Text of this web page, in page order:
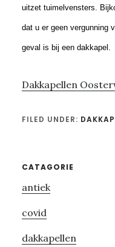
uitzet tuimelvensters.
dat u er geen vergunning
geval is bij een dakkapel.
Dakkapellen
FILED UNDER:
Primary
Sidebar
CATAGORIE
antiek
covid
dakkapellen